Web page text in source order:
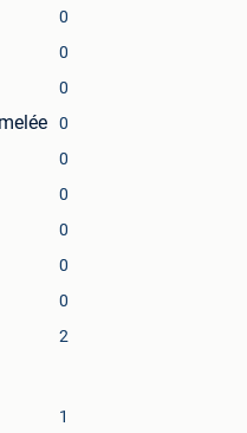
0
0
0
0
0
0
0
0
0
2
1